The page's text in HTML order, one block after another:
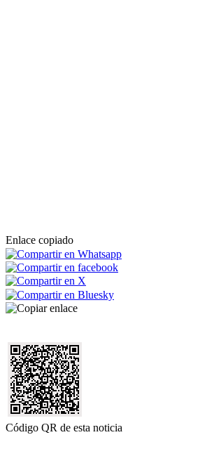
Enlace copiado
Código QR de esta noticia